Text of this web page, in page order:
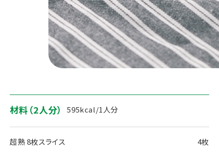
材料（2人分） 595kcal/1人分
超熟 8枚スライス 4枚